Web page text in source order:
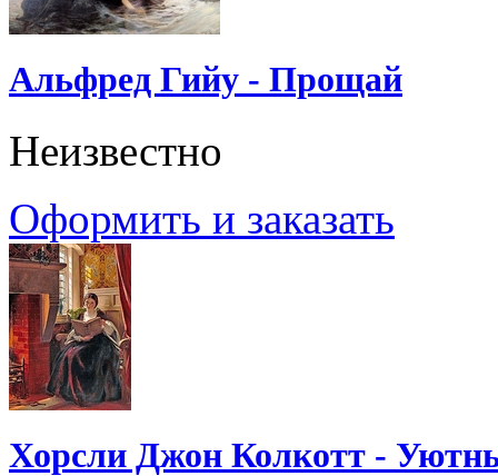
Альфред Гийу - Прощай
Неизвестно
Оформить и заказать
Хорсли Джон Колкотт -